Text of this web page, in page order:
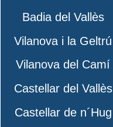
Badia del Vallès
Vilanova i la Geltrú
Vilanova del Camí
Castellar del Vallès
Castellar de n´Hug